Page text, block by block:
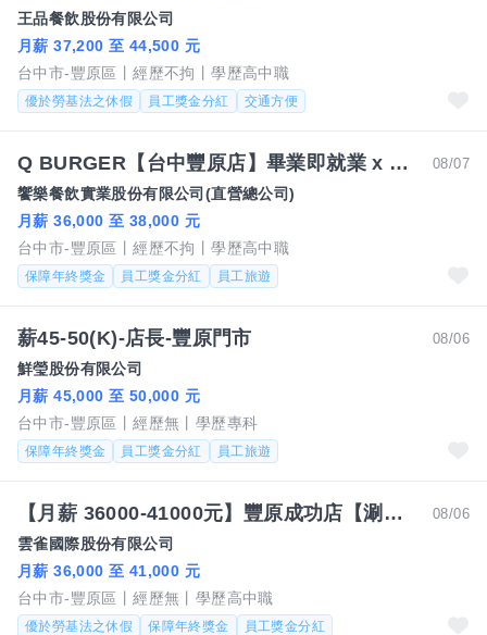
王品餐飲股份有限公司
月薪 37,200 至 44,500 元
台中市-豐原區
經歷不拘 學歷高中職
優於勞基法之休假 員工獎金分紅 交通方便
08/07
Q BURGER【台中豐原店】畢業即就業 x 挑戰高薪職涯
饗樂餐飲實業股份有限公司(直營總公司)
月薪 36,000 至 38,000 元
台中市-豐原區
經歷不拘 學歷高中職
保障年終獎金 員工獎金分紅 員工旅遊
08/06
薪45-50(K)-店長-豐原門市
鮮瑩股份有限公司
月薪 45,000 至 50,000 元
台中市-豐原區
經歷無 學歷專科
保障年終獎金 員工獎金分紅 員工旅遊
08/06
【月薪 36000-41000元】豐原成功店【涮乃葉】日式火鍋營運正職人員
雲雀國際股份有限公司
月薪 36,000 至 41,000 元
台中市-豐原區
經歷無 學歷高中職
優於勞基法之休假 保障年終獎金 員工獎金分紅